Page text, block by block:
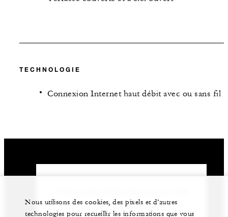
TECHNOLOGIE
Connexion Internet haut débit avec ou sans fil
à organiser votre événement.
Nous utilisons des cookies, des pixels et d’autres
technologies pour recueillir les informations que vous